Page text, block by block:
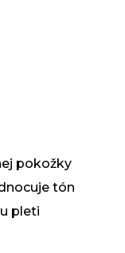
pokožky
tón
pleti